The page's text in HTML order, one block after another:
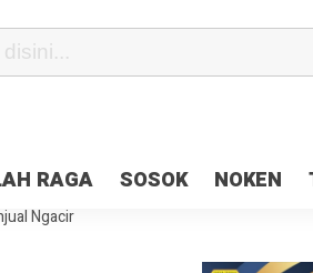
RAGA SOSOK NOKEN
Sejuk Polri di Deklarasi Pemilu Ceria
Cair 10 Persen, Deposit Kas Daerah
Ngacir